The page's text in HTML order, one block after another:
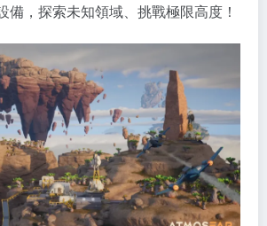
備，探索未知領域、挑戰極限高度！